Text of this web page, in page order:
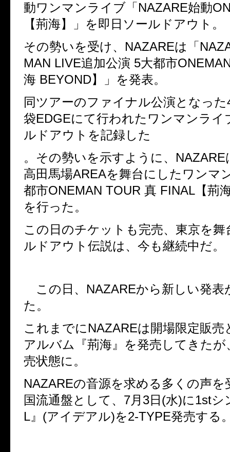
動ワンマンライブ「 NAZARE始動
【荊海】」を即日ソールドアウト。
その勢いを受け、 NAZAREは「
MAN LIVE追加公演 5大都市
海 BEYOND】」を発表。
同ツアーのファイナル公演となった
袋EDGEにて行われたワンマンライ
ルドアウトを記録した
。その勢いを示すように、 NAZARE
高田馬場AREAを舞台にしたワンマ
都市ONEMAN TOUR 真 FINAL 【荊
を行った。
この日のチケットも完売、東京を
ルドアウト伝説は、今も継続中だ。
この日、 NAZAREから新しい発表
た。
これまでに NAZAREは開場限定販売
アルバム『荊海』を発売してきた
売状態に。
NAZAREの音源を求める多くの声を
国流通盤として、 7月 3日 (水)に1stシ
L 』 (アイデアル)を2-TYPE発売する